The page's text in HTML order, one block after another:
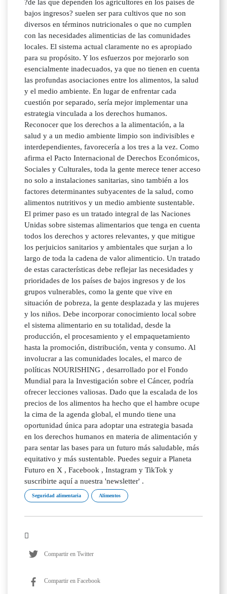
?de las que dependen los agricultores en los países de
bajos ingresos? suelen ser para cultivos que no son
diversos en términos nutricionales o que no cumplen
con las necesidades alimenticias de las comunidades
locales. El sistema actual claramente no es apropiado
para su propósito. Y los esfuerzos por mejorarlo son
esencialmente inadecuados, ya que no tienen en cuenta
las profundas asociaciones entre los alimentos, la salud
y el medio ambiente. En lugar de enfrentar cada
cuestión por separado, sería mejor implementar una
estrategia vinculada a los derechos humanos.
Reconocer que los derechos a la alimentación, a la
salud y a un medio ambiente limpio son indivisibles e
interdependientes, favorecería a los tres a la vez. Como
afirma el Pacto Internacional de Derechos Económicos,
Sociales y Culturales, toda la gente merece tener acceso
no solo a instalaciones sanitarias, sino también a los
factores determinantes subyacentes de la salud, como
alimentos nutritivos y un medio ambiente sustentable.
El primer paso es un tratado integral de las Naciones
Unidas sobre sistemas alimentarios que tenga en cuenta
todos los derechos y actores relevantes, y que mitigue
los perjuicios sanitarios y ambientales que surjan a lo
largo de toda la cadena de valor alimenticio. Un tratado
de estas características debe reflejar las necesidades y
prioridades de los países de bajos ingresos y de los
grupos vulnerables, como la gente que vive en
situación de pobreza, la gente desplazada y las mujeres
y los niños. Debe incorporar conocimiento local sobre
el sistema alimentario en su totalidad, desde la
producción, el procesamiento y el empaquetamiento
hasta la promoción, distribución, venta y consumo. Al
involucrar a las comunidades locales, el marco de
políticas NOURISHING , desarrollado por el Fondo
Mundial para la Investigación sobre el Cáncer, podría
ofrecer lecciones valiosas. Dado que la escalada de los
precios de los alimentos ha hecho que el hambre ocupe
la cima de la agenda global, el mundo tiene una
oportunidad única para adoptar una estrategia basada
en los derechos humanos en materia de alimentación y
para sentar las bases para un futuro más saludable, más
equitativo y más sustentable. Puedes seguir a Planeta
Futuro en X , Facebook , Instagram y TikTok y
suscribirte aquí a nuestra 'newsletter' .
Seguridad alimentaria Alimentos
Compartir en Twitter
Compartir en Facebook